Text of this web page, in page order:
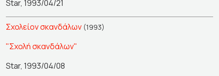
Star, 1993/04/21
Σχολείον σκανδάλων (1993)
"Σχολή σκανδάλων"
Star, 1993/04/08